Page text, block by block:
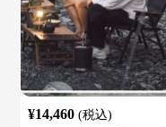
¥14,460 (税込)